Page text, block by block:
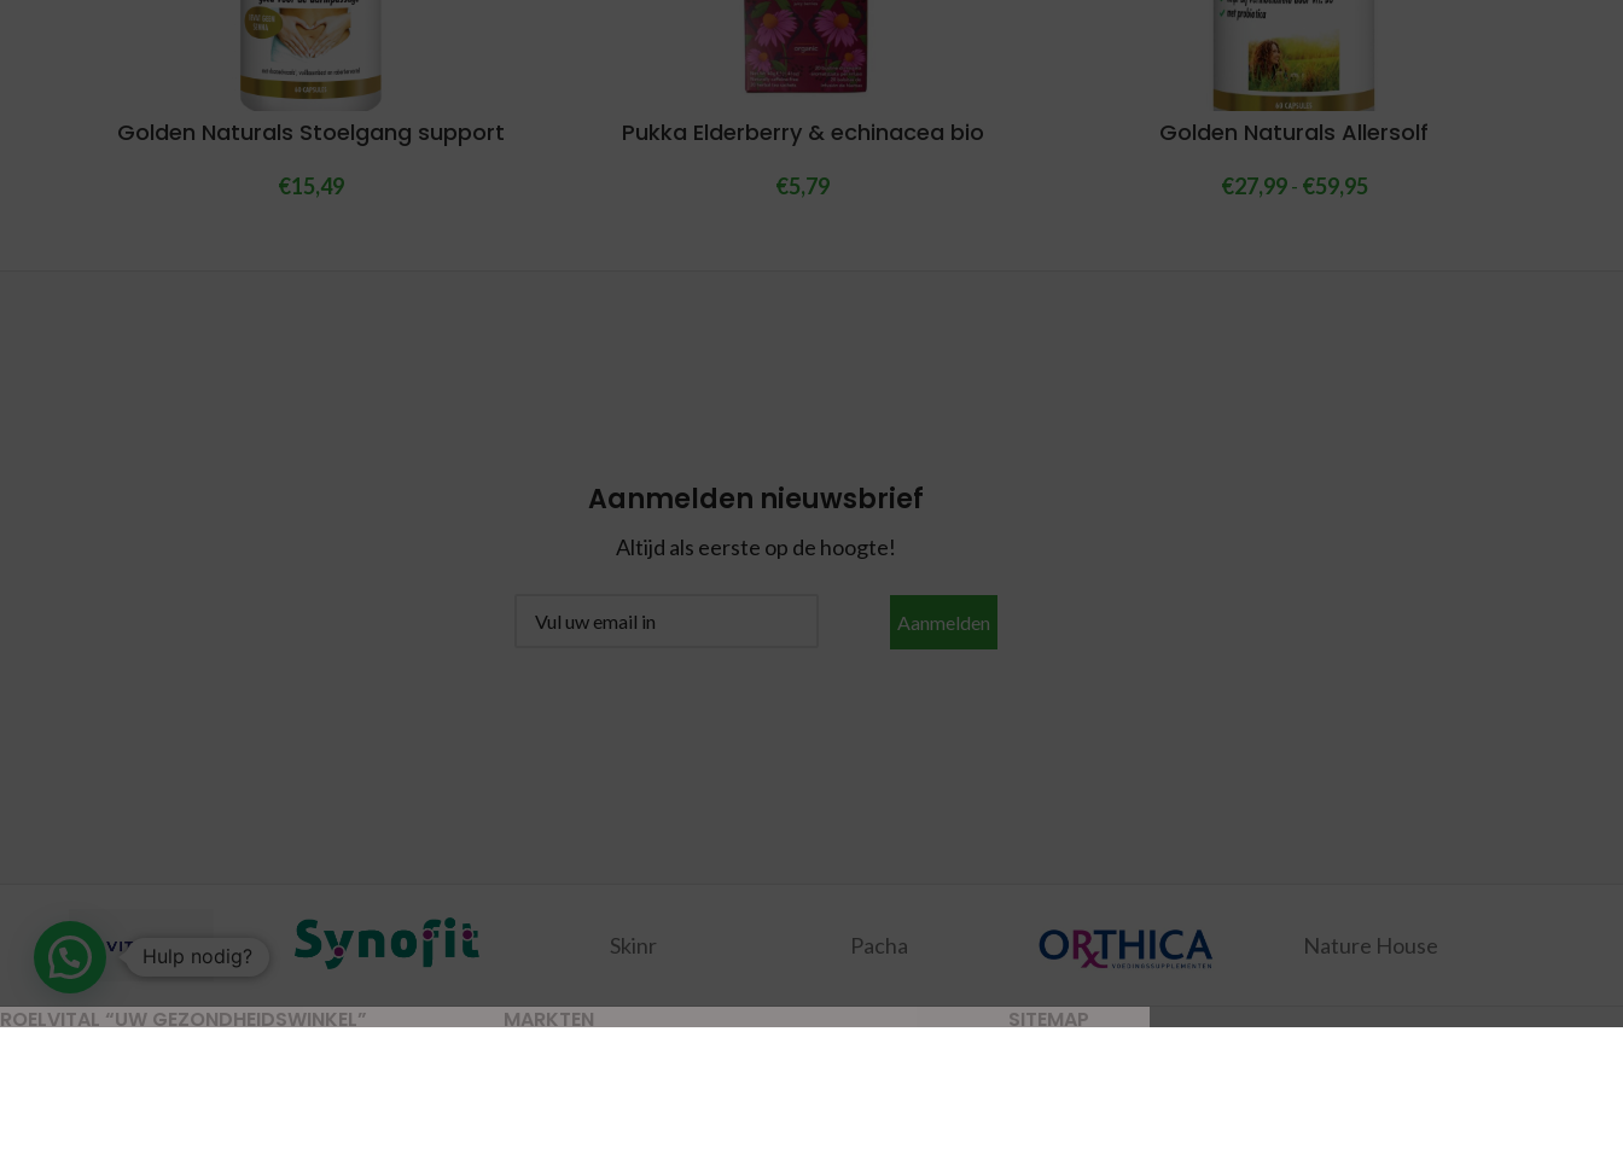
Golden Naturals Stoelgang support
€15,49
Pukka Elderberry & echinacea bio
€5,79
Golden Naturals Allersolf
€27,99- €59,95
Aanmelden nieuwsbrief
Altijd als eerste op de hoogte!
Aanmelden
Skinr Pacha Nature House
ROELVITAL “UW GEZONDHEIDSWINKEL” MARKTEN SITEMAP
Hulp nodig?